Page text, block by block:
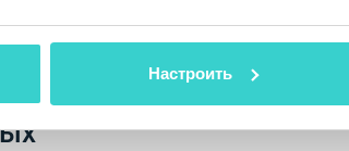
Настроить
инструментов удаленную
риск для